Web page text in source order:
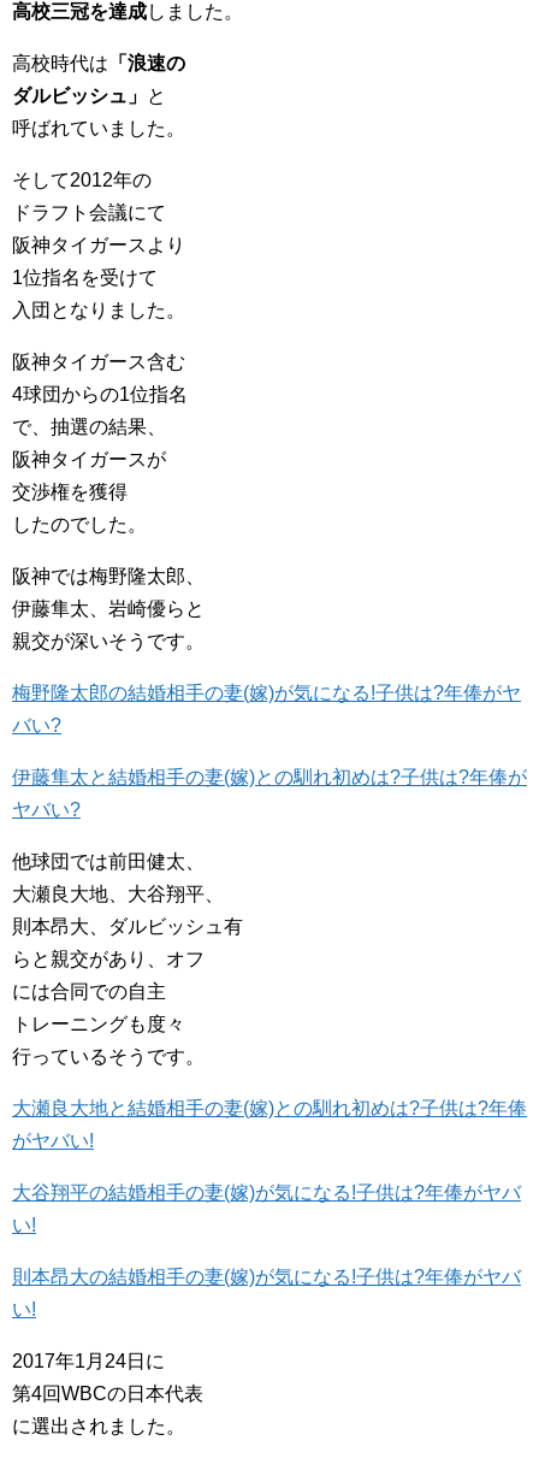
高校三冠を達成しました。
高校時代は 「浪速の
ダルビッシュ」 と
呼ばれていました。
そして2012年の
ドラフト会議にて
阪神タイガースより
1位指名を受けて
入団となりました。
阪神タイガース含む
4球団からの1位指名
で、抽選の結果、
阪神タイガースが
交渉権を獲得
したのでした。
阪神では梅野隆太郎、
伊藤隼太、岩崎優らと
親交が深いそうです。
梅野隆太郎の結婚相手の妻(嫁)が気になる!子供は?年俸がヤ
バい?
伊藤隼太と結婚相手の妻(嫁)との馴れ初めは?子供は?年俸が
ヤバい?
他球団では前田健太、
大瀬良大地、大谷翔平、
則本昂大、ダルビッシュ有
らと親交があり、オフ
には合同での自主
トレーニングも度々
行っているそうです。
大瀬良大地と結婚相手の妻(嫁)との馴れ初めは?子供は?年俸
がヤバい!
大谷翔平の結婚相手の妻(嫁)が気になる!子供は?年俸がヤバ
い!
則本昂大の結婚相手の妻(嫁)が気になる!子供は?年俸がヤバ
い!
2017年1月24日に
第4回WBCの日本代表
に選出されました。